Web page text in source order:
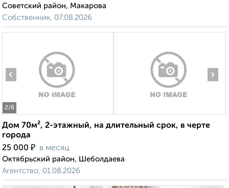
Советский район, Макарова
Собственник, 07.08.2026
2/6
‹ ›
Дом 70м², 2-этажный, на длительный срок, в черте
города
25 000 ₽ в месяц
Октябрьский район, Шеболдаева
Агентство, 01.08.2026